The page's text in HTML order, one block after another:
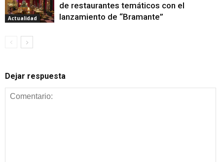
Actualidad
de restaurantes temáticos con el
lanzamiento de “Bramante”
Dejar respuesta